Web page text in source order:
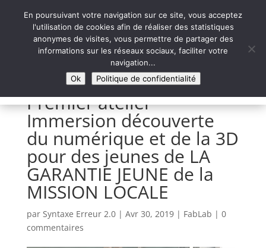
Syntaxe Erreur 2.0
LE NUMÉRIQUE SOLIDAIRE
Premier atelier
Immersion découverte
du numérique et de la 3D
pour des jeunes de LA
GARANTIE JEUNE de la
MISSION LOCALE
par Syntaxe Erreur 2.0| Avr 30, 2019| FabLab | 0
commentaires
En poursuivant votre navigation sur ce site, vous acceptez
l'utilisation de cookies afin de réaliser des statistiques
anonymes de visites, vous permettre de partager des
informations sur les réseaux sociaux, faciliter votre
navigation...
Ok
Politique de confidentialité